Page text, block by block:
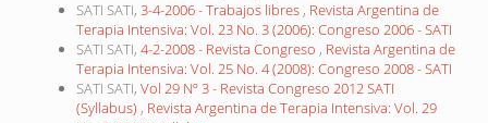
SATI SATI, 3-4-2006 - Trabajos libres , Revista Argentina de
Terapia Intensiva: Vol. 23 No. 3 (2006): Congreso 2006 - SATI
SATI SATI, 4-2-2008 - Revista Congreso , Revista Argentina de
Terapia Intensiva: Vol. 25 No. 4 (2008): Congreso 2008 - SATI
SATI SATI, Vol 29 Nº 3 - Revista Congreso 2012 SATI
(Syllabus) , Revista Argentina de Terapia Intensiva: Vol. 29